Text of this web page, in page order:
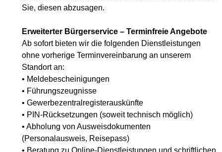
Sie, diesen abzusagen.
Erweiterter Bürgerservice – Terminfreie Angebote
Ab sofort bieten wir die folgenden Dienstleistungen
ohne vorherige Terminvereinbarung an unserem
Standort an:
• Meldebescheinigungen
• Führungszeugnisse
• Gewerbezentralregisterauskünfte
• PIN-Rücksetzungen (soweit technisch möglich)
• Abholung von Ausweisdokumenten
(Personalausweis, Reisepass)
• Beratung zu Online-Dienstleistungen und schriftlichen